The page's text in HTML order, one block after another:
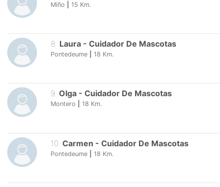
Miño 15 Km.
8. Laura - Cuidador De Mascotas
Pontedeume 18 Km.
9. Olga - Cuidador De Mascotas
Montero 18 Km.
10. Carmen - Cuidador De Mascotas
Pontedeume 18 Km.